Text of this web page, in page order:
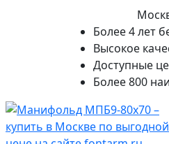
Более 4 лет
Высокое
Доступные
Более 800